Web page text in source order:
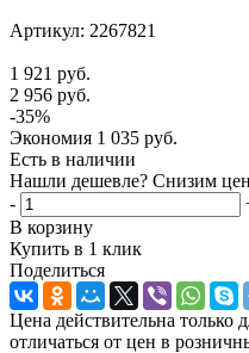
Артикул: 2267821
1 921 руб.
2 956 руб.
-35%
Экономия 1 035 руб.
Есть в наличии
Нашли дешевле? Снизим
-
В корзину
Купить в 1 клик
Поделиться
Цена действительна только
отличаться от цен в